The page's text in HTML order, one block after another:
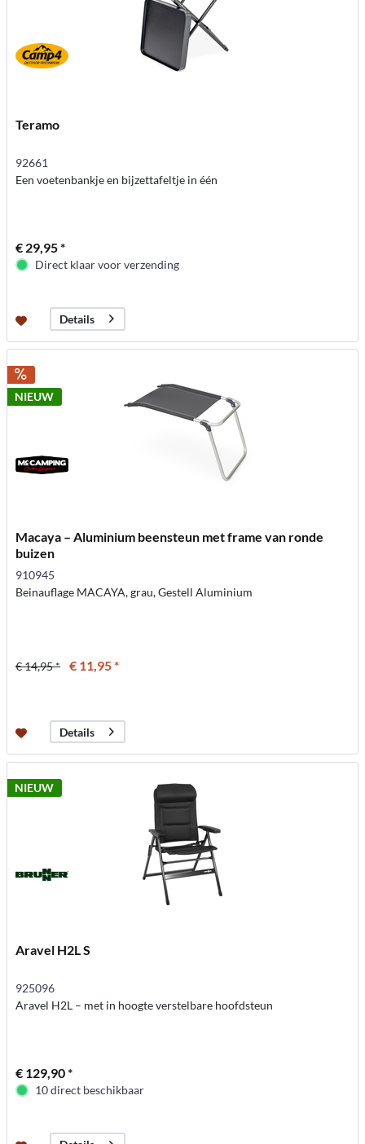
Teramo
92661
Een voetenbankje en bijzettafeltje in één
€ 29,95 *
Direct klaar voor verzending
Details
NIEUW
Macaya – Aluminium beensteun met frame van ronde
buizen
910945
Beinauflage MACAYA, grau, Gestell Aluminium
€ 14,95 * € 11,95 *
Details
NIEUW
Aravel H2L S
925096
Aravel H2L – met in hoogte verstelbare hoofdsteun
€ 129,90 *
10 direct beschikbaar